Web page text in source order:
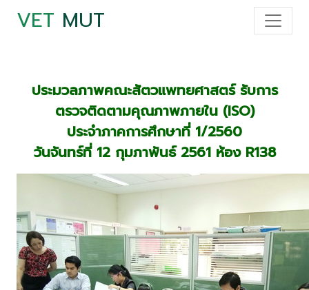
VET MUT
ประมวลภาพคณะสัตวแพทยศาสตร์ รับการ
ตรวจติดตามคุณภาพภายใน (ISO)
ประจำภาคการศึกษาที่ 1/2560
วันจันทร์ที่ 12 กุมภาพันธ์ 2561 ห้อง R138